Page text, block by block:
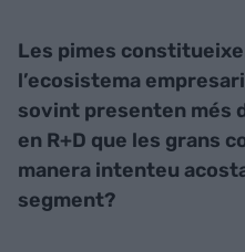
Les pimes
l’ecosistema
sovint presenten
en R+D que les grans
manera intenteu
segment?